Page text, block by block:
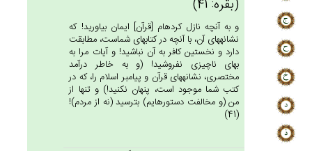
(بقره: 41)
و به آنچه نازل كرده‏ام [قرآن‏] ايمان بياوريد! كه
نشانه‏هاى آن، با آنچه در كتابهاى شماست، مطابقت
دارد و نخستين كافر به آن نباشيد! و آيات مرا به
بهاى ناچيزى نفروشيد! (و به خاطر درآمد
مختصرى، نشانه‏هاى قرآن و پيامبر اسلام را، كه در
كتب شما موجود است، پنهان نكنيد!) و تنها از
من (و مخالفت دستورهايم) بترسيد (نه از مردم)!
(41)